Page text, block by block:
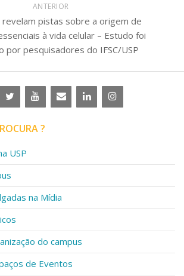
ANTERIOR
revelam pistas sobre a origem de
à vida celular – Estudo foi
por pesquisadores do IFSC/USP
?
USP
na Mídia
do campus
de Eventos